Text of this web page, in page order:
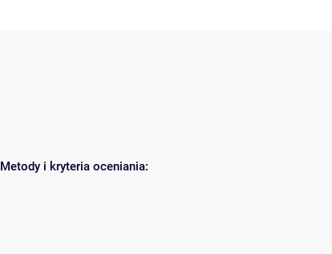
Metody i kryteria oceniania: